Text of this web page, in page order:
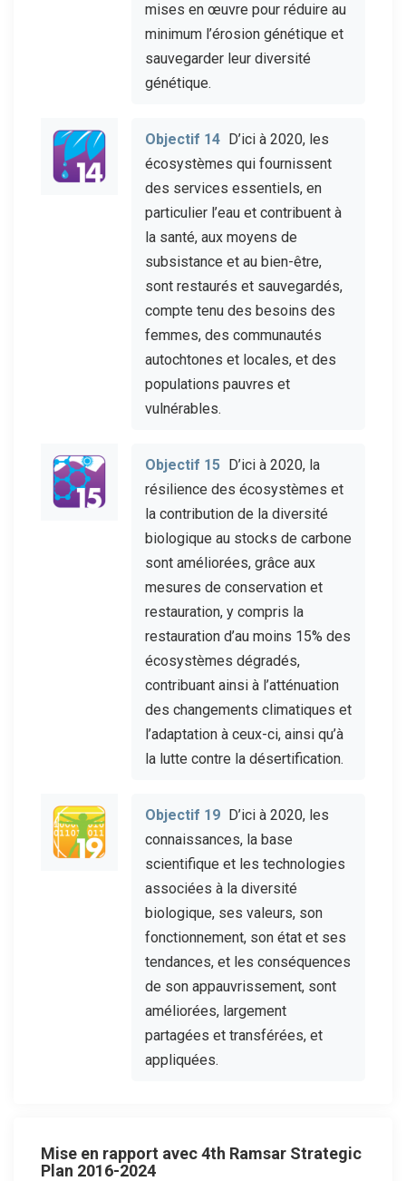
mises en œuvre pour réduire au
minimum l’érosion génétique et
sauvegarder leur diversité
génétique.
Objectif 14 D’ici à 2020, les
écosystèmes qui fournissent
des services essentiels, en
particulier l’eau et contribuent à
la santé, aux moyens de
subsistance et au bien-être,
sont restaurés et sauvegardés,
compte tenu des besoins des
femmes, des communautés
autochtones et locales, et des
populations pauvres et
vulnérables.
Objectif 15 D’ici à 2020, la
résilience des écosystèmes et
la contribution de la diversité
biologique au stocks de carbone
sont améliorées, grâce aux
mesures de conservation et
restauration, y compris la
restauration d’au moins 15% des
écosystèmes dégradés,
contribuant ainsi à l’atténuation
des changements climatiques et
l’adaptation à ceux-ci, ainsi qu’à
la lutte contre la désertification.
Objectif 19 D’ici à 2020, les
connaissances, la base
scientifique et les technologies
associées à la diversité
biologique, ses valeurs, son
fonctionnement, son état et ses
tendances, et les conséquences
de son appauvrissement, sont
améliorées, largement
partagées et transférées, et
appliquées.
Mise en rapport avec 4th Ramsar Strategic
Plan 2016-2024